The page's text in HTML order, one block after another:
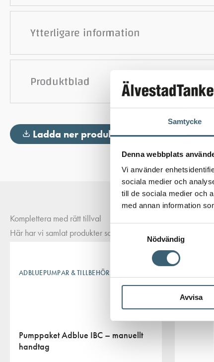
Samtycke
Denna webbplats
Vi använder
sociala medier och
till de sociala medier och
med annan information
Nödvändig
Avvisa
Ytterligare information
Produktblad
Ladda ner produktblad
Komplettera med rätt tillval
Här har vi samlat produkter som ofta passar bra ihop med
ADBLUEPUMPAR & TILLBEHÖR
Pumppaket Adblue IBC – manuellt
handtag